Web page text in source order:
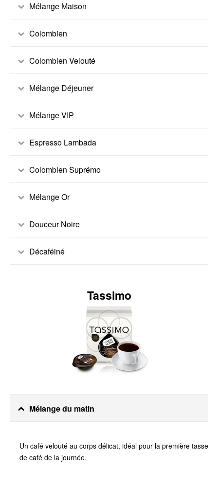
Mélange Maison
Colombien
Colombien Velouté
Mélange Déjeuner
Mélange VIP
Espresso Lambada
Colombien Suprémo
Mélange Or
Douceur Noire
Décaféiné
Tassimo
Mélange du matin
Un café velouté au corps délicat, idéal pour la première tasse
de café de la journée.